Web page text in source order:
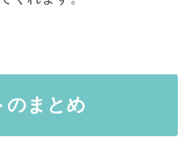
のまとめ